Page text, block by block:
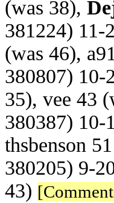
(was 38),
381224)
(was 46),
380807)
35), vee 43
380387)
thsbenson
380205) 9-
43)